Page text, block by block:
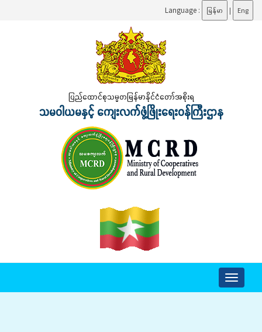
Language : မြန်မာ | Eng
ပြည်ထောင်စုသမ္မတမြန်မာနိုင်ငံတော်အစိုးရ
သမဝါယမနှင့် ကျေးလက်ဖွံ့ဖြိုးရေးဝန်ကြီးဌာန
Toggle